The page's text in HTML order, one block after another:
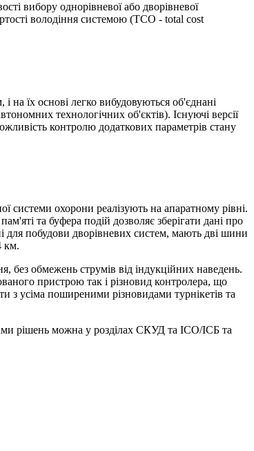
вибору однорівневої або дворівневої
володіння системою (ТСО - total cost
на їх основі легко вибудовуються об'єднані
технологічних об'єктів). Існуючі версії
контролю додаткових параметрів стану
системи охорони реалізують на апаратному рівні.
та буфера подій дозволяє зберігати дані про
для побудови дворівневих систем, мають дві шини
км.
без обмежень струмів від індукційних наведень.
пристрою так і різновид контролера, що
з усіма поширеними різновидами турнікетів та
рішень можна у розділах СКУД та ІСО/ІСБ та